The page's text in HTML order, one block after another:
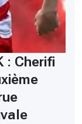
: Cherifi